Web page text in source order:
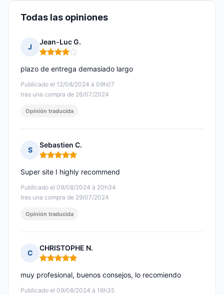
Todas las opiniones
J
Jean-Luc G.
Nota: 4 de 5
Publicado el 12/08/2024 à 09h07
tras una compra de 26/07/2024
plazo de entrega demasiado largo
Opinión traducida
S
Sebastien C.
Nota: 5 de 5
Publicado el 09/08/2024 à 20h34
tras una compra de 29/07/2024
Super site I highly recommend
Opinión traducida
C
CHRISTOPHE N.
Nota: 5 de 5
Publicado el 09/08/2024 à 16h35
muy profesional, buenos consejos, lo recomiendo